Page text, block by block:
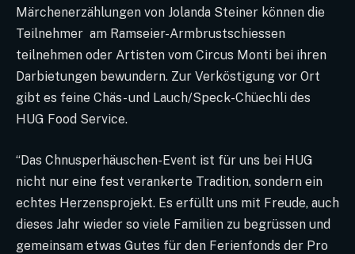
Märchenerzählungen von Jolanda Steiner können die
Teilnehmer am Ramseier-Armbrustschiessen
teilnehmen oder Artisten vom Circus Monti bei ihren
Darbietungen bewundern. Zur Verköstigung vor Ort
gibt es feine Chäs- und Lauch/Speck-Chüechli des
HUG Food Service.
“Das Chnusperhäuschen-Event ist für uns bei HUG
nicht nur eine fest verankerte Tradition, sondern ein
echtes Herzensprojekt. Es erfüllt uns mit Freude, auch
dieses Jahr wieder so viele Familien zu begrüssen und
gemeinsam etwas Gutes für den Ferienfonds der Pro